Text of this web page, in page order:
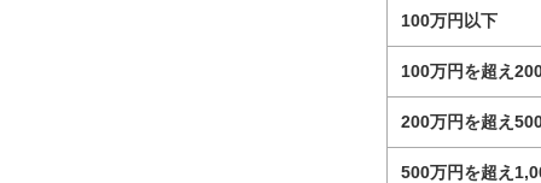
100万円以下
100万円を超え
200万円を超え
500万円を超え